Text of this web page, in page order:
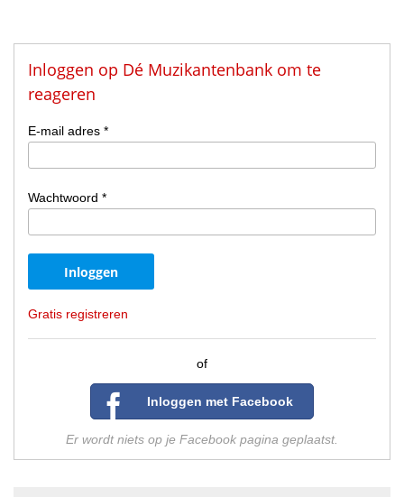
Inloggen op Dé Muzikantenbank om te
reageren
E-mail adres *
Wachtwoord *
Gratis registreren
of
Inloggen met Facebook
Er wordt niets op je Facebook pagina geplaatst.